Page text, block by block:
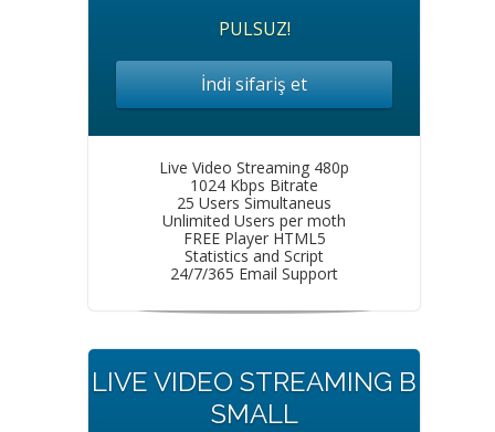
PULSUZ!
İndi sifariş et
Live Video Streaming 480p
1024 Kbps Bitrate
25 Users Simultaneus
Unlimited Users per moth
FREE Player HTML5
Statistics and Script
24/7/365 Email Support
LIVE VIDEO STREAMING B
SMALL